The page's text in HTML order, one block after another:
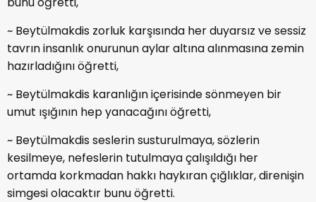
~ Beytülmakdis zorluk karşısında her duyarsız ve sessiz
tavrın insanlık onurunun aylar altına alınmasına zemin
hazırladığını öğretti,
~ Beytülmakdis karanlığın içerisinde sönmeyen bir
umut ışığının hep yanacağını öğretti,
~ Beytülmakdis seslerin susturulmaya, sözlerin
kesilmeye, nefeslerin tutulmaya çalışıldığı her
ortamda korkmadan hakkı haykıran çığlıklar, direnişin
simgesi olacaktır bunu öğretti.